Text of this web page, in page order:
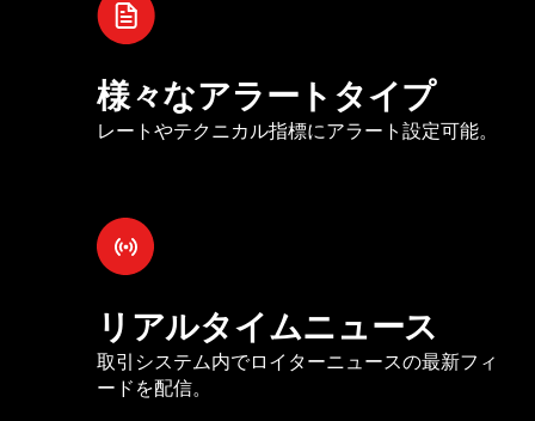
様々なアラートタイプ
レートやテクニカル指標にアラート設定可能。
リアルタイムニュース
取引システム内でロイターニュースの最新フィ
ードを配信。